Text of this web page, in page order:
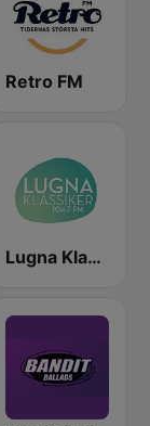
Retro FM
Lugna Klassiker